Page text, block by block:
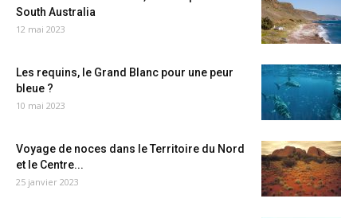
South Australia
12 mai 2023
Les requins, le Grand Blanc pour une peur
bleue ?
10 mai 2023
Voyage de noces dans le Territoire du Nord
et le Centre...
25 janvier 2023